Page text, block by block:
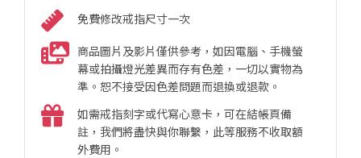
免費修改戒指尺寸一次
商品圖片及影片僅供參考，如因電腦、手機螢
幕或拍攝燈光差異而存有色差，一切以實物為
準。恕不接受因色差問題而退換或退款。
如需戒指刻字或代寫心意卡，可在結帳頁備
註，我們將盡快與你聯繫，此等服務不收取額
外費用。